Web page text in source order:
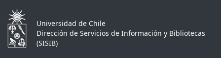
Universidad de Chile
Dirección de Servicios de Información y Bibliotecas
(SISIB)